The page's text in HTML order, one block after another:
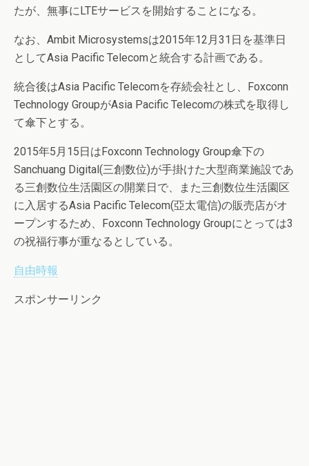
たが、無事にLTEサービスを開始することになる。
なお、Ambit Microsystemsは2015年12月31日を基準日
としてAsia Pacific Telecomと統合する計画である。
統合後はAsia Pacific Telecomを存続会社とし、Foxconn
Technology GroupがAsia Pacific Telecomの株式を取得し
て傘下とする。
2015年5月15日はFoxconn Technology Group傘下の
Sanchuang Digital(三創数位)が手掛けた大型商業施設であ
る三創数位生活園区の開業日で、また三創数位生活園区
に入居するAsia Pacific Telecom(亞太電信)の販売店がオ
ープンするため、Foxconn Technology Groupにとっては3
の祝福行事が重なるとしている。
自由時報
スポンサーリンク